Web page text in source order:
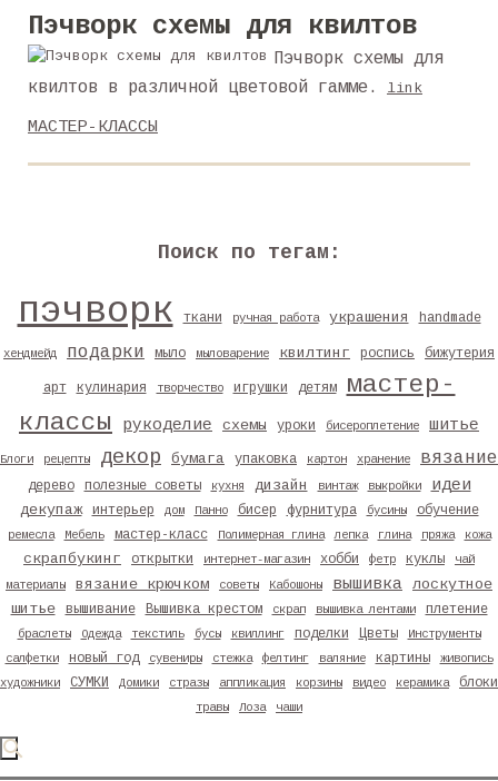
Пэчворк схемы для квилтов
Пэчворк схемы для
квилтов в различной цветовой гамме.
link
МАСТЕР-КЛАССЫ
Поиск по тегам:
пэчворк ткани ручная работа украшения handmade
хендмейд подарки мыло мыловарение квилтинг роспись бижутерия
арт кулинария творчество игрушки детям
мастер-
классы
рукоделие схемы уроки бисероплетение шитье
Блоги рецепты декор бумага упаковка картон хранение вязание
дерево полезные советы кухня дизайн винтаж выкройки идеи
декупаж интерьер дом Панно бисер фурнитура бусины обучение
ремесла Мебель мастер-класс Полимерная глина лепка глина пряжа кожа
скрапбукинг открытки интернет-магазин хобби фетр куклы
чай
материалы
вязание крючком советы Кабошоны вышивка лоскутное
шитье
вышивание Вышивка крестом скрап вышивка лентами плетение
браслеты Одежда текстиль бусы квиллинг поделки Цветы
Инструменты
салфетки
новый год сувениры стежка фелтинг валяние картины
живопись
художники
СУМКИ Домики стразы аппликация корзины видео керамика блоки
травы Лоза чаши